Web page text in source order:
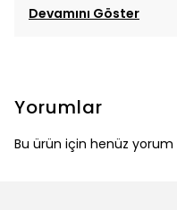
Devamını Göster
Yorumlar
Bu ürün için henüz yorum